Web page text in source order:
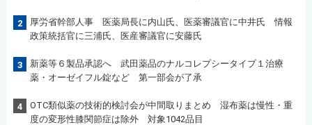
2
厚労省幹部人事 医薬局長に内山氏、医薬審議官に中井氏 情報
政策統括官に三浦氏、医産審議官に安藤氏
3
新薬等６製品承認へ 武田薬品のナルコレプシータイプ１治療
薬・オーゼイフル錠など 第一部会が了承
4
OTC類似薬の技術的検討会が中間取りまとめ 湿布薬は慢性・重
度の変形性膝関節症は除外 対象1042品目